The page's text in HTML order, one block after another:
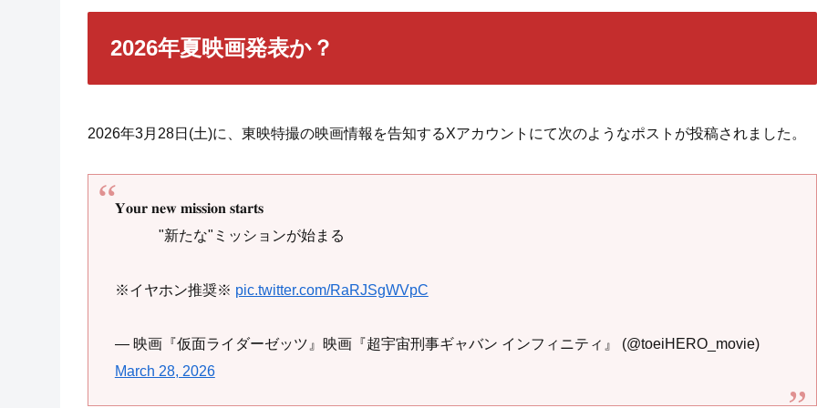
2026年夏映画発表か？
2026年3月28日(土)に、東映特撮の映画情報を告知するXアカウントにて次のようなポストが投稿されました。
𝐘𝐨𝐮𝐫 𝐧𝐞𝐰 𝐦𝐢𝐬𝐬𝐢𝐨𝐧 𝐬𝐭𝐚𝐫𝐭𝐬
"新たな"ミッションが始まる
※イヤホン推奨※ pic.twitter.com/RaRJSgWVpC
— 映画『仮面ライダーゼッツ』映画『超宇宙刑事ギャバン インフィニティ』 (@toeiHERO_movie)
March 28, 2026